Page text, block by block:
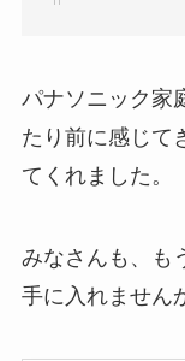
パナソニック家
たり前に感じて
てくれました。
みなさんも、も
手に入れません